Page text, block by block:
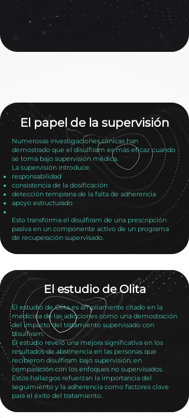
El papel de la supervisión
Numerosas investigaciones clínicas han
demostrado que el disulfiram es más eficaz cuando
se toma bajo supervisión médica.
La supervisión introduce:
responsabilidad
consistencia de la dosificación
detección temprana de la falta de adherencia
apoyo estructurado
Esto transforma el disulfiram de una prescripción
pasiva en un componente activo de un programa
de recuperación supervisado.
El estudio de Olita
El estudio de Olita es ampliamente citado en la
medicina de las adicciones como una demostración
del impacto del tratamiento supervisado con
disulfiram.
El estudio reveló una mejora significativa en los
resultados de abstinencia en las personas que
recibieron disulfiram bajo supervisión, en
comparación con los enfoques no supervisados.
Estos hallazgos refuerzan la importancia del
seguimiento y la adherencia como factores clave
para el éxito del tratamiento.